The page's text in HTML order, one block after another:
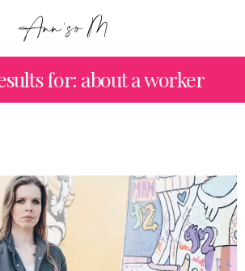
for: about a worker